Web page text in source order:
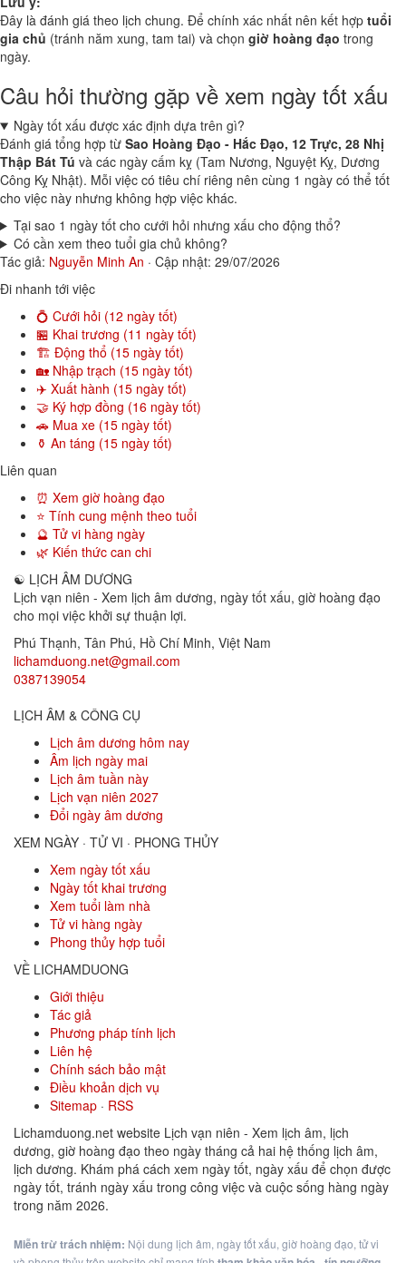
Đây là đánh giá theo lịch chung. Để chính xác nhất nên kết hợp tuổi
gia chủ (tránh năm xung, tam tai) và chọn giờ hoàng đạo trong
ngày.
Câu hỏi thường gặp về xem ngày tốt xấu
Ngày tốt xấu được xác định dựa trên gì?
Đánh giá tổng hợp từ Sao Hoàng Đạo - Hắc Đạo, 12 Trực, 28 Nhị
Thập Bát Tú và các ngày cấm kỵ (Tam Nương, Nguyệt Kỵ, Dương
Công Kỵ Nhật). Mỗi việc có tiêu chí riêng nên cùng 1 ngày có thể tốt
cho việc này nhưng không hợp việc khác.
Tại sao 1 ngày tốt cho cưới hỏi nhưng xấu cho động thổ?
Có cần xem theo tuổi gia chủ không?
Tác giả: Nguyễn Minh An · Cập nhật: 29/07/2026
Đi nhanh tới việc
💍 Cưới hỏi (12 ngày tốt)
🏪 Khai trương (11 ngày tốt)
🏗️ Động thổ (15 ngày tốt)
🏡 Nhập trạch (15 ngày tốt)
✈️ Xuất hành (15 ngày tốt)
🤝 Ký hợp đồng (16 ngày tốt)
🚗 Mua xe (15 ngày tốt)
⚱️ An táng (15 ngày tốt)
Liên quan
⏰ Xem giờ hoàng đạo
⭐ Tính cung mệnh theo tuổi
🔮 Tử vi hàng ngày
🌿 Kiến thức can chi
☯ LỊCH ÂM DƯƠNG
Lịch vạn niên - Xem lịch âm dương, ngày tốt xấu, giờ hoàng đạo
cho mọi việc khởi sự thuận lợi.
Phú Thạnh, Tân Phú, Hồ Chí Minh, Việt Nam
lichamduong.net@gmail.com
0387139054
LỊCH ÂM & CÔNG CỤ
Lịch âm dương hôm nay
Âm lịch ngày mai
Lịch âm tuần này
Lịch vạn niên 2027
Đổi ngày âm dương
XEM NGÀY · TỬ VI · PHONG THỦY
Xem ngày tốt xấu
Ngày tốt khai trương
Xem tuổi làm nhà
Tử vi hàng ngày
Phong thủy hợp tuổi
VỀ LICHAMDUONG
Giới thiệu
Tác giả
Phương pháp tính lịch
Liên hệ
Chính sách bảo mật
Điều khoản dịch vụ
Sitemap · RSS
Lichamduong.net website Lịch vạn niên - Xem lịch âm, lịch
dương, giờ hoàng đạo theo ngày tháng cả hai hệ thống lịch âm,
lịch dương. Khám phá cách xem ngày tốt, ngày xấu để chọn được
ngày tốt, tránh ngày xấu trong công việc và cuộc sống hàng ngày
trong năm 2026.
Miễn trừ trách nhiệm: Nội dung lịch âm, ngày tốt xấu, giờ hoàng đạo, tử vi